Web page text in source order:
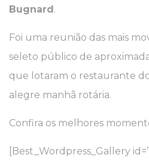
Bugnard.
Foi uma reunião das mais
seleto público de
que lotaram o restaurante
alegre manhã rotária.
Confira os melhores
[Best_Wordpress_Gallery